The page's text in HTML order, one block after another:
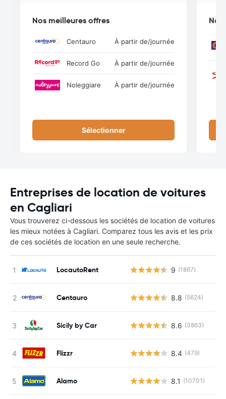
Nos meilleures offres
Centauro À partir de/journée
Record Go À partir de/journée
Noleggiare À partir de/journée
Sélectionner
Nos
Entreprises de location de voitures
en Cagliari
Vous trouverez ci-dessous les sociétés de location de voitures
les mieux notées à Cagliari. Comparez tous les avis et les prix
de ces sociétés de location en une seule recherche.
LocautoRent 9 (1867)
Centauro 8.8 (5624)
Sicily by Car 8.6 (3863)
Flizzr 8.4 (479)
Alamo 8.1 (10701)